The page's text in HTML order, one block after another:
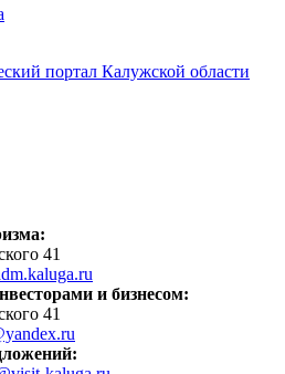
41
и бизнесом:
41